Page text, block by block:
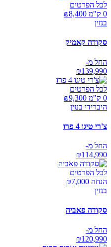
לכל הפרטים
0 ק"מ ₪
8,400
בנזין
סקודה קאמיק
החל מ-
₪139,990
לכל הפרטים
0 ק"מ ₪
9,300
היברידי בנזין
צ'רי טיגו 4 פרו
החל מ-
₪114,990
לכל הפרטים
הנחה ₪ 7,000
בנזין
סקודה פאביה
החל מ-
₪120,990